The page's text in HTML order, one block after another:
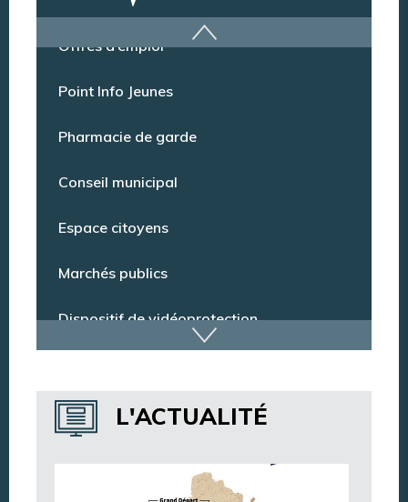
Dispositif de vidéoprotection
Annuaire des services
Annuaire des associations
Argentan Aujourd’hui
L'ACTUALITÉ